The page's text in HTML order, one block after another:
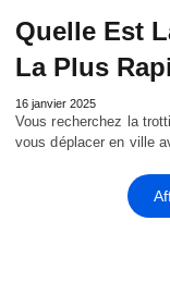
Quelle Est
La Plus
16 janvier 2025
Vous recherchez la
vous déplacer en ville